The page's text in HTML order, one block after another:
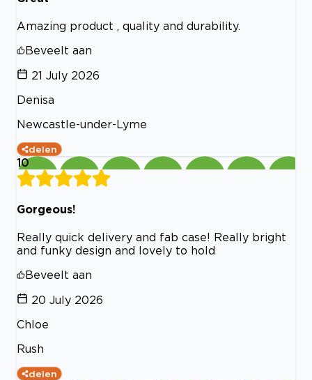
Amazing product , quality and durability.
Beveelt aan
21 July 2026
Denisa
Newcastle-under-Lyme
delen
10
Gorgeous!
Really quick delivery and fab case! Really bright
and funky design and lovely to hold
Beveelt aan
20 July 2026
Chloe
Rush
delen